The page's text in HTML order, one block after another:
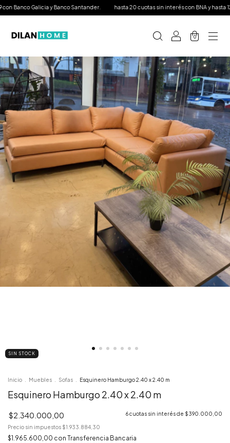
Galicia y Banco Santander. hasta 20 cuotas sin interés con BNA y hasta 12
0
SIN STOCK
Inicio Muebles Sofas Esquinero Hamburgo 2.40 x 2.40 m
Esquinero Hamburgo 2.40 x 2.40 m
$2.340.000,00 6cuotas sin interés de $390.000,00
Precio sin impuestos $1.933.884,30
$1.965.600,00 con Transferencia Bancaria